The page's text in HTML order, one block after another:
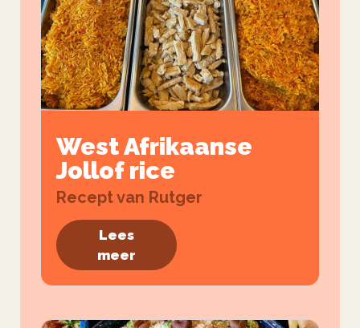
West Afrikaanse
Jollof rice
Recept van Rutger
Lees
meer